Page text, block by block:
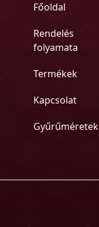
Főoldal
Rendelés
folyamata
Termékek
Kapcsolat
Gyűrűméretek